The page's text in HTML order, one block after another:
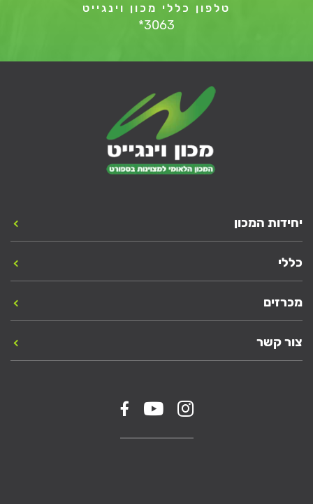
טלפון כללי מכון וינגייט
*3063
יחידות המכון
כללי
מכרזים
צור קשר